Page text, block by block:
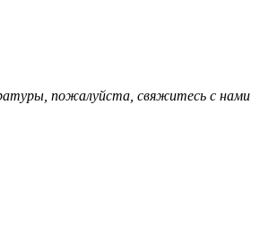
пожалуйста, свяжитесь с нами